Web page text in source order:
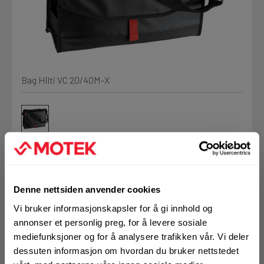
Denne nettsiden anvender cookies
Vi bruker informasjonskapsler for å gi innhold og
annonser et personlig preg, for å levere sosiale
mediefunksjoner og for å analysere trafikken vår. Vi deler
dessuten informasjon om hvordan du bruker nettstedet
Kjemi, vindsperre og branntetting
Fag
Mine henvendelser
Prislister
Firmainformasjon
LOGG UT
Bag Hilti VC 20/40M-X
Art.nr. 72271512
Bag Hilti VC 20/40M-
X